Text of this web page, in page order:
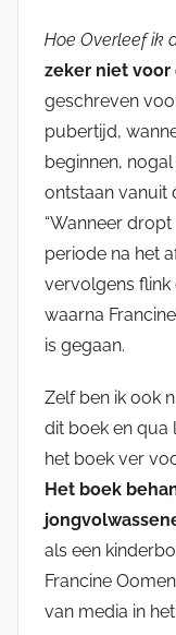
Hoe Overleef ik
zeker niet
geschreven
pubertijd,
beginnen,
ontstaan vanuit
“Wanneer
periode na het
vervolgens
waarna
is gegaan.
Zelf ben ik ook
dit boek en qua
het boek ver
Het boek
als een
Francine
van media in